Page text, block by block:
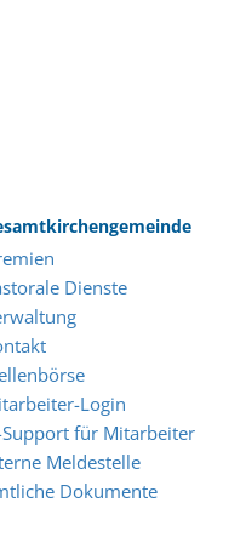
Dienste
Login
Support für Mitarbeiter
Meldestelle
Dokumente